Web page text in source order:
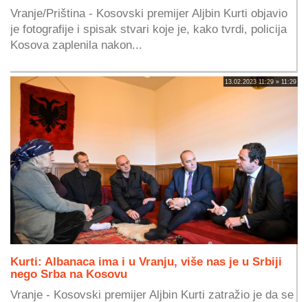
Vranje/Priština - Kosovski premijer Aljbin Kurti objavio
je fotografije i spisak stvari koje je, kako tvrdi, policija
Kosova zaplenila nakon...
13.02.2023 11:29 » 11:29
Kurti: Albanaca ima i u Vranju, više nas je u Srbiji
nego Srba na Kosovu
Vranje - Kosovski premijer Aljbin Kurti zatražio je da se